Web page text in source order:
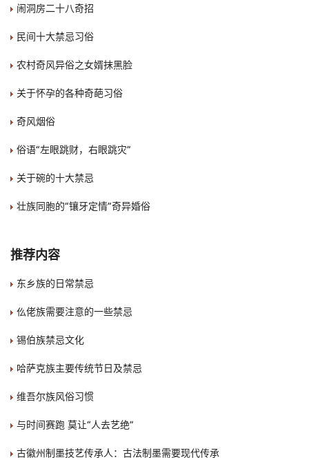
闹洞房二十八奇招
民间十大禁忌习俗
农村奇风异俗之女婿抹黑脸
关于怀孕的各种奇葩习俗
奇风烟俗
俗语“左眼跳财，右眼跳灾”
关于碗的十大禁忌
壮族同胞的“镶牙定情”奇异婚俗
推荐内容
东乡族的日常禁忌
仫佬族需要注意的一些禁忌
锡伯族禁忌文化
哈萨克族主要传统节日及禁忌
维吾尔族风俗习惯
与时间赛跑 莫让“人去艺绝”
古徽州制墨技艺传承人：古法制墨需要现代传承